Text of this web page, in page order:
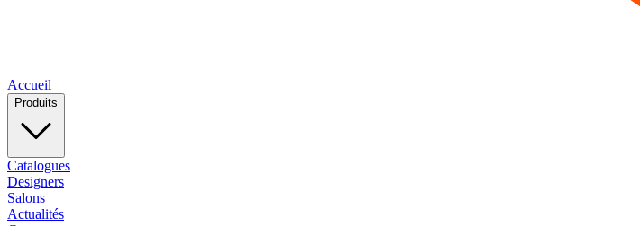
Accueil
Produits
Catalogues
Designers
Salons
Actualités